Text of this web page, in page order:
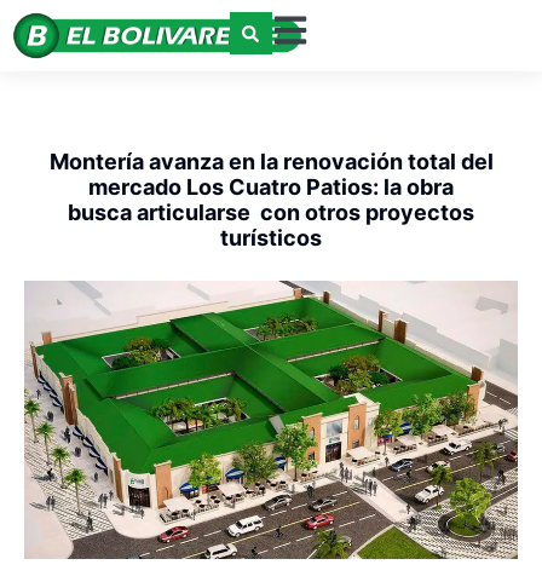
Montería avanza en la renovación total del
mercado Los Cuatro Patios: la obra
busca articularse con otros proyectos
turísticos